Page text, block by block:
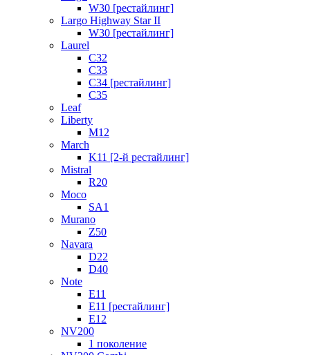
W30 [рестайлинг]
Largo Highway Star II
W30 [рестайлинг]
Laurel
C32
C33
C34 [рестайлинг]
C35
Leaf
Liberty
M12
March
K11 [2-й рестайлинг]
Mistral
R20
Moco
SA1
Murano
Z50
Navara
D22
D40
Note
E11
E11 [рестайлинг]
E12
NV200
1 поколение